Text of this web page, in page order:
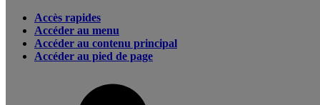
Accès rapides
Accéder au menu
Accéder au contenu principal
Accéder au pied de page